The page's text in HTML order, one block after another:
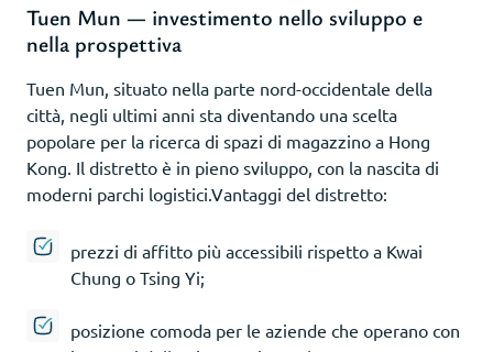
Tuen Mun — investimento nello sviluppo e
nella prospettiva
Tuen Mun, situato nella parte nord-occidentale della
città, negli ultimi anni sta diventando una scelta
popolare per la ricerca di spazi di magazzino a Hong
Kong. Il distretto è in pieno sviluppo, con la nascita di
moderni parchi logistici.Vantaggi del distretto:
prezzi di affitto più accessibili rispetto a Kwai
Chung o Tsing Yi;
posizione comoda per le aziende che operano con